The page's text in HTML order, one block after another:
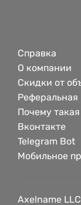
Справка
О компании
Скидки от
Реферальная
Почему
Вконтакте
Telegram Bot
Мобильное
Axelname